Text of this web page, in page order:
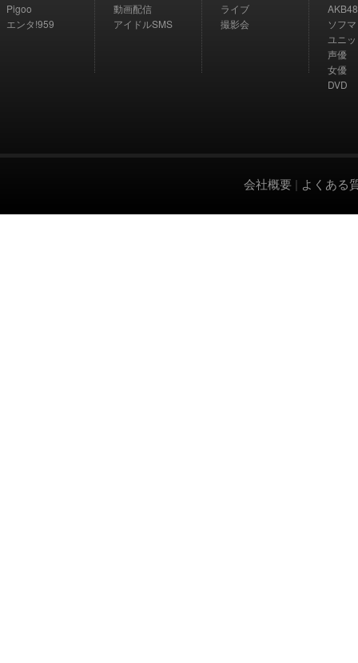
Pigoo
エンタ!959
動画配信
アイドルSMS
ライブ
撮影会
AKB48
ソフ
ユニ
声優
女優
DVD
会社概要 | よくある